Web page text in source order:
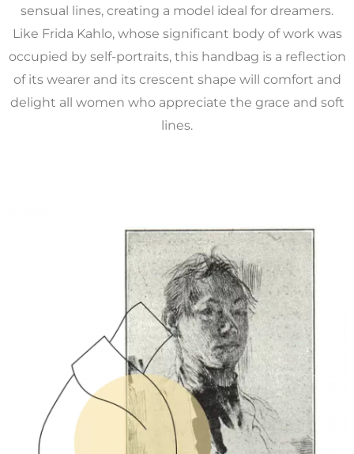
sensual lines, creating a model ideal for dreamers.
Like Frida Kahlo, whose significant body of work was
occupied by self-portraits, this handbag is a reflection
of its wearer and its crescent shape will comfort and
delight all women who appreciate the grace and soft
lines.